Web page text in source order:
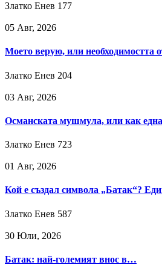
Златко Енев 177
05 Авг, 2026
Моето верую, или необходимостта
Златко Енев 204
03 Авг, 2026
Османската мушмула, или как
Златко Енев 723
01 Авг, 2026
Кой е създал символа „Батак“?
Златко Енев 587
30 Юли, 2026
Батак: най-големият внос в…